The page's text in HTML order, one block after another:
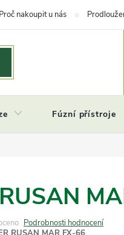
Proč nakoupit u nás
Fúzní přístroje
Podrobnosti hodnocení